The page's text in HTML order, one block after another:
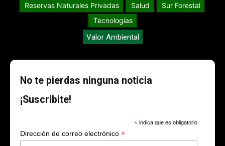
Reservas Naturales Privadas
Salud
Sur Forestal
Tecnologías
Valor Ambiental
No te pierdas ninguna noticia
¡Suscribite!
* indica que es obligatorio
Dirección de correo electrónico *